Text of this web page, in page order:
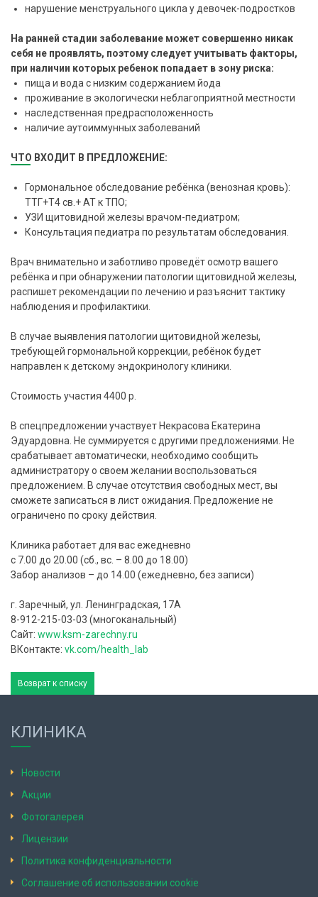
нарушение менструального цикла у девочек-подростков
На ранней стадии заболевание может совершенно никак
себя не проявлять, поэтому следует учитывать факторы,
при наличии которых ребенок попадает в зону риска:
пища и вода с низким содержанием йода
проживание в экологически неблагоприятной местности
наследственная предрасположенность
наличие аутоиммунных заболеваний
ЧТО ВХОДИТ В ПРЕДЛОЖЕНИЕ:
Гормональное обследование ребёнка (венозная кровь):
ТТГ+T4 св.+ АТ к ТПО;
УЗИ щитовидной железы врачом-педиатром;
Консультация педиатра по результатам обследования.
Врач внимательно и заботливо проведёт осмотр вашего
ребёнка и при обнаружении патологии щитовидной железы,
распишет рекомендации по лечению и разъяснит тактику
наблюдения и профилактики.
В случае выявления патологии щитовидной железы,
требующей гормональной коррекции, ребёнок будет
направлен к детскому эндокринологу клиники.
Стоимость участия 4400 р.
В спецпредложении участвует Некрасова Екатерина
Эдуардовна. Не суммируется с другими предложениями. Не
срабатывает автоматически, необходимо сообщить
администратору о своем желании воспользоваться
предложением. В случае отсутствия свободных мест, вы
сможете записаться в лист ожидания. Предложение не
ограничено по сроку действия.
Клиника работает для вас ежедневно
с 7.00 до 20.00 (сб., вс. – 8.00 до 18.00)
Забор анализов – до 14.00 (ежедневно, без записи)
г. Заречный, ул. Ленинградская, 17А⠀
8-912-215-03-03 (многоканальный)
Сайт: www.ksm-zarechny.ru
ВКонтакте: vk.com/health_lab
Возврат к списку
КЛИНИКА
Новости
Акции
Фотогалерея
Лицензии
Политика конфиденциальности
Соглашение об использовании cookie